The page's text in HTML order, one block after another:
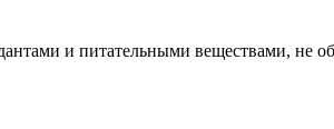
и питательными веществами, не